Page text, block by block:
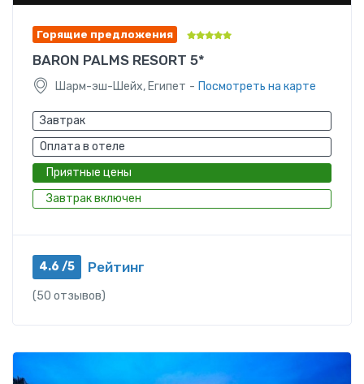
Горящие предложения
BARON PALMS RESORT 5*
Шарм-эш-Шейх, Египет - Посмотреть на карте
Завтрак
Оплата в отеле
Приятные цены
Завтрак включен
4.6 /5 Рейтинг
(50 отзывов)